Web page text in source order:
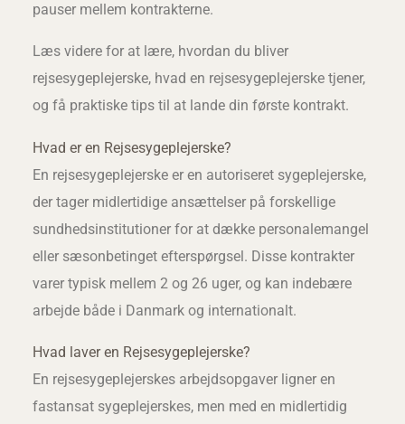
pauser mellem kontrakterne.
Læs videre for at lære, hvordan du bliver
rejsesygeplejerske, hvad en rejsesygeplejerske tjener,
og få praktiske tips til at lande din første kontrakt.
Hvad er en Rejsesygeplejerske?
En rejsesygeplejerske er en autoriseret sygeplejerske,
der tager midlertidige ansættelser på forskellige
sundhedsinstitutioner for at dække personalemangel
eller sæsonbetinget efterspørgsel. Disse kontrakter
varer typisk mellem 2 og 26 uger, og kan indebære
arbejde både i Danmark og internationalt.
Hvad laver en Rejsesygeplejerske?
En rejsesygeplejerskes arbejdsopgaver ligner en
fastansat sygeplejerskes, men med en midlertidig